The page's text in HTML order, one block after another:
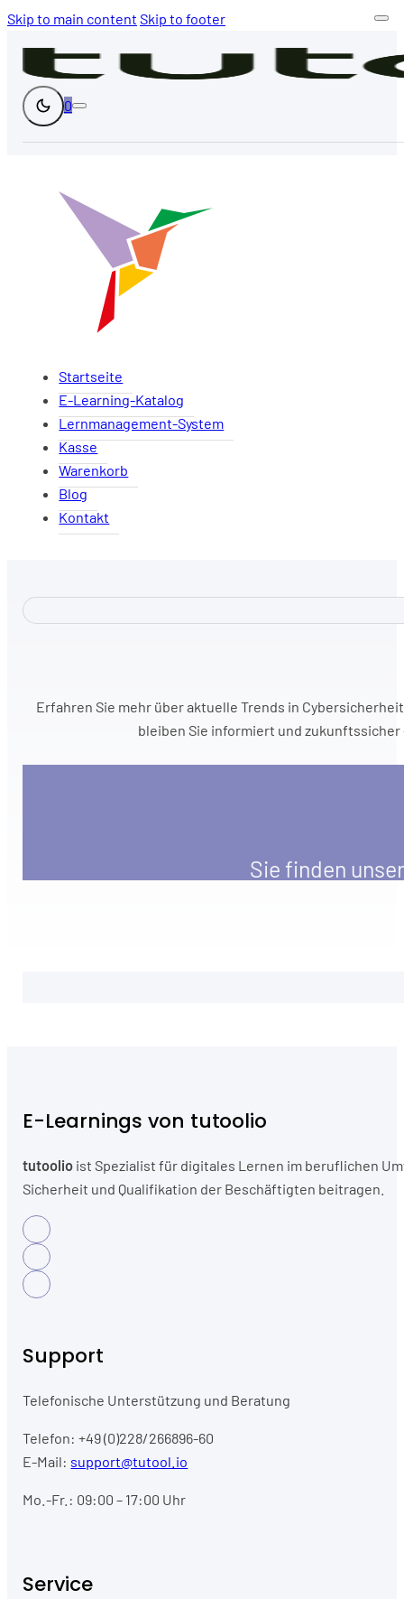
Skip to main content Skip to footer
0
Startseite
E-Learning-Katalog
Lernmanagement-System
Kasse
Warenkorb
Blog
Kontakt
Erfahren Sie mehr über aktuelle Trends in
bleiben Sie informiert und
Sie finden
E-Learnings von tutoolio
tutoolio ist Spezialist für digitales Lernen im beruflichen
Sicherheit und Qualifikation der Beschäftigten beitragen.
Support
Telefonische Unterstützung und Beratung
Telefon: +49 (0)228/266896-60
E-Mail: support@tutool.io
Mo.-Fr.: 09:00 – 17:00 Uhr
Service